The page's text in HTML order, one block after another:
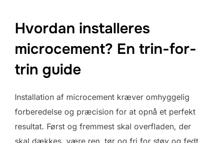
Hvordan installeres
microcement? En trin-for-
trin guide
Installation af microcement kræver omhyggelig
forberedelse og præcision for at opnå et perfekt
resultat. Først og fremmest skal overfladen, der
skal dækkes, være ren, tør og fri for støv og fedt.